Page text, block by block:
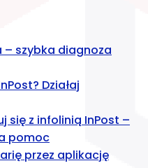
– szybka diagnoza
Działaj
się z infolinią InPost –
pomoc
przez aplikację